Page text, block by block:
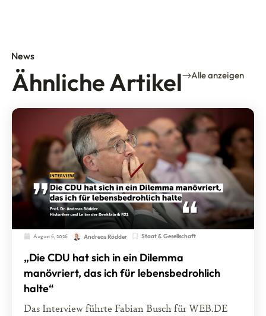
News
Ähnliche Artikel Alle anzeigen
August 6, 2026 Andreas Rödder Staat & Gesellschaft
„Die CDU hat sich in ein Dilemma
manövriert, das ich für lebensbedrohlich
halte“
Das Interview führte Fabian Busch für WEB.DE